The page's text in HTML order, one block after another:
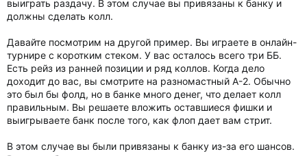
выиграть раздачу. В этом случае вы привязаны к банку и
должны сделать колл.
Давайте посмотрим на другой пример. Вы играете в онлайн-
турнире с коротким стеком. У вас осталось всего три ББ.
Есть рейз из ранней позиции и ряд коллов. Когда дело
доходит до вас, вы смотрите на разномастный A-2. Обычно
это был бы фолд, но в банке много денег, что делает колл
правильным. Вы решаете вложить оставшиеся фишки и
выигрываете банк после того, как флоп дает вам стрит.
В этом случае вы были привязаны к банку из-за его шансов.